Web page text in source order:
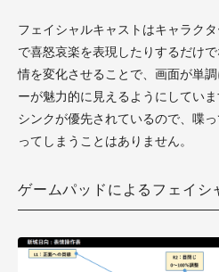
フェイシャルキャストはキャラクタ
で喜怒哀楽を表現したりするだけ
情を変化させることで、画面が単
ーが魅力的に見えるようにしていま
シンクが優先されているので、喋
ってしまうことはありません。
ゲームパッドによるフェイシ